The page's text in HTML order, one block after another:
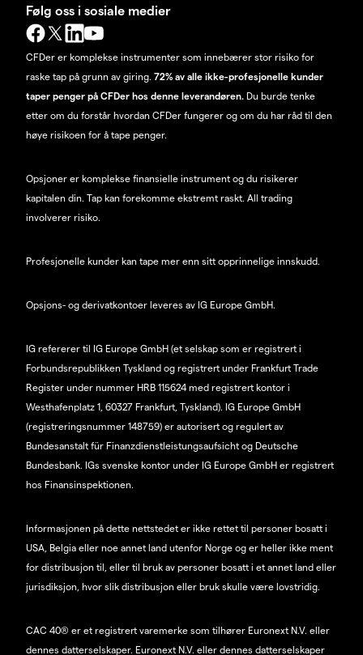
Følg oss i sosiale medier
CFDer er komplekse instrumenter som innebærer stor risiko for
raske tap på grunn av giring. 72% av alle ikke-profesjonelle kunder
taper penger på CFDer hos denne leverandøren. Du burde tenke
etter om du forstår hvordan CFDer fungerer og om du har råd til den
høye risikoen for å tape penger.
Opsjoner er komplekse finansielle instrument og du risikerer
kapitalen din. Tap kan forekomme ekstremt raskt. All trading
involverer risiko.
Profesjonelle kunder kan tape mer enn sitt opprinnelige innskudd.
Opsjons- og derivatkontoer leveres av IG Europe GmbH.
IG refererer til IG Europe GmbH (et selskap som er registrert i
Forbundsrepublikken Tyskland og registrert under Frankfurt Trade
Register under nummer HRB 115624 med registrert kontor i
Westhafenplatz 1, 60327 Frankfurt, Tyskland). IG Europe GmbH
(registreringsnummer 148759) er autorisert og regulert av
Bundesanstalt für Finanzdienstleistungsaufsicht og Deutsche
Bundesbank. IGs svenske kontor under IG Europe GmbH er registrert
hos Finansinspektionen.
Informasjonen på dette nettstedet er ikke rettet til personer bosatt i
USA, Belgia eller noe annet land utenfor Norge og er heller ikke ment
for distribusjon til, eller til bruk av personer bosatt i et annet land eller
jurisdiksjon, hvor slik distribusjon eller bruk skulle være lovstridig.
CAC 40® er et registrert varemerke som tilhører Euronext N.V. eller
dennes datterselskaper. Euronext N.V. eller dennes datterselskaper